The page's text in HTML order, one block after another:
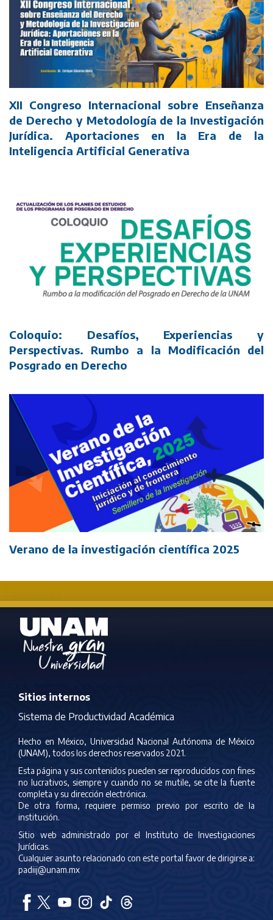
XII Congreso Internacional sobre Enseñanza
de Derecho y Metodología de la Investigación
Jurídica. Aportaciones en la Era de la
Inteligencia Artificial Generativa
Coloquio: Desafíos, Experiencias y
Perspectivas. Rumbo a la Modificación del
Posgrado en Derecho
Verano de la investigación científica 2025
Sitios internos
Sistema de Productividad Académica
Hecho en México, Universidad Nacional Autónoma de México
(UNAM), todos los derechos reservados 2021.
Esta página y sus contenidos pueden ser reproducidos con fines
no lucrativos, siempre y cuando no se mutile, se cite la fuente
completa y su dirección electrónica.
De otra forma, requiere permiso previo por escrito de la
institución.
Sitio web administrado por el Instituto de Investigaciones
Jurídicas.
Cualquier asunto relacionado con este portal favor de dirigirse a:
padiij@unam.mx